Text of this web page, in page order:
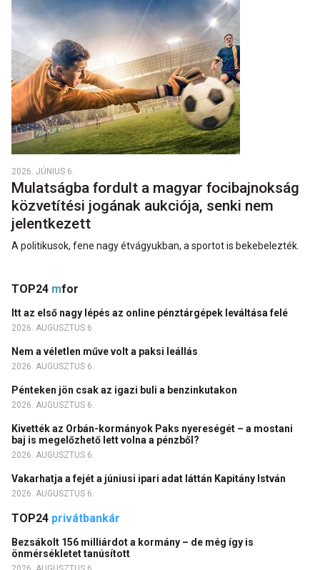
2026. JÚNIUS 6.
Mulatságba fordult a magyar focibajnokság
közvetítési jogának aukciója, senki nem
jelentkezett
A politikusok, fene nagy étvágyukban, a sportot is bekebelezték.
TOP24 mfor
Itt az első nagy lépés az online pénztárgépek leváltása felé
2026. AUGUSZTUS 6.
Nem a véletlen műve volt a paksi leállás
2026. AUGUSZTUS 6.
Pénteken jön csak az igazi buli a benzinkutakon
2026. AUGUSZTUS 6.
Kivették az Orbán-kormányok Paks nyereségét – a mostani
baj is megelőzhető lett volna a pénzből?
2026. AUGUSZTUS 6.
Vakarhatja a fejét a júniusi ipari adat láttán Kapitány István
2026. AUGUSZTUS 6.
TOP24 privátbankár
Bezsákolt 156 milliárdot a kormány – de még így is
önmérsékletet tanúsított